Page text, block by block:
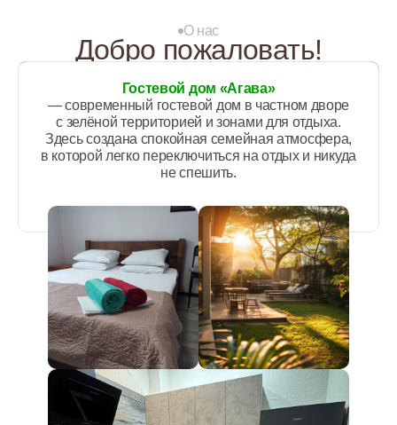
О нас
Добро пожаловать!
Гостевой дом «Агава»
— современный гостевой дом в частном дворе
с зелёной территорией и зонами для отдыха.
Здесь создана спокойная семейная атмосфера,
в которой легко переключиться на отдых и никуда
не спешить.